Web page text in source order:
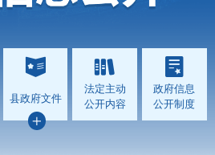
县政府文件
法定主动
公开内容
政府信息
公开制度